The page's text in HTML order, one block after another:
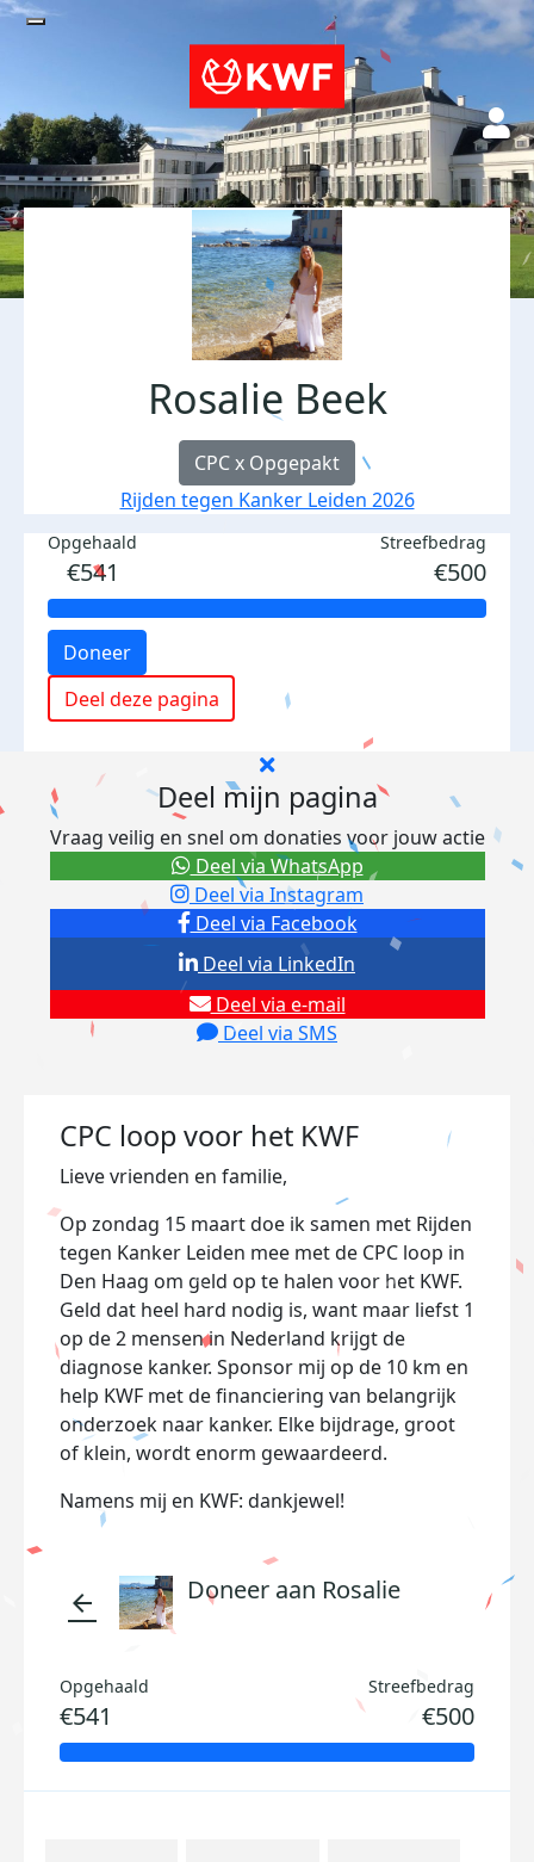
Rosalie Beek
CPC x Opgepakt
Rijden tegen Kanker Leiden 2026
Opgehaald
€541
Streefbedrag
€500
Doneer
Deel deze pagina
Deel mijn pagina
Vraag veilig en snel om donaties voor jouw actie
Deel via Facebook
Deel via Instagram
Deel via e-mail
Deel via SMS
Deel via LinkedIn
Deel via WhatsApp
CPC loop voor het KWF
Lieve vrienden en familie,
Op zondag 15 maart doe ik samen met Rijden
tegen Kanker Leiden mee met de CPC loop in
Den Haag om geld op te halen voor het KWF.
Geld dat heel hard nodig is, want maar liefst 1
op de 2 mensen in Nederland krijgt de
diagnose kanker. Sponsor mij op de 10 km en
help KWF met de financiering van belangrijk
onderzoek naar kanker. Elke bijdrage, groot
of klein, wordt enorm gewaardeerd.
Namens mij en KWF: dankjewel!
arrow_back Doneer aan Rosalie
Opgehaald
€541
Streefbedrag
€500